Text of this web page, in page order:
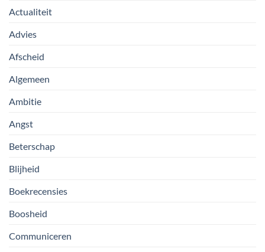
Actualiteit
Advies
Afscheid
Algemeen
Ambitie
Angst
Beterschap
Blijheid
Boekrecensies
Boosheid
Communiceren